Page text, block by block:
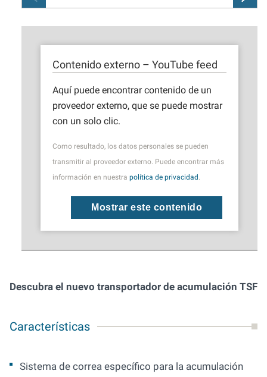
Contenido externo – YouTube feed
Aquí puede encontrar contenido de un
proveedor externo, que se puede mostrar
con un solo clic.
Como resultado, los datos personales se pueden
transmitir al proveedor externo. Puede encontrar más
información en nuestra política de privacidad .
Mostrar este contenido
Descubra el nuevo transportador de acumulación TSF
Características
Sistema de correa específico para la acumulación